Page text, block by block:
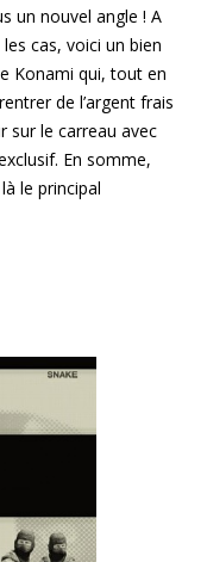
un nouvel angle ! A
cas, voici un bien
Konami qui, tout en
de l’argent frais
sur le carreau avec
En somme,
le principal